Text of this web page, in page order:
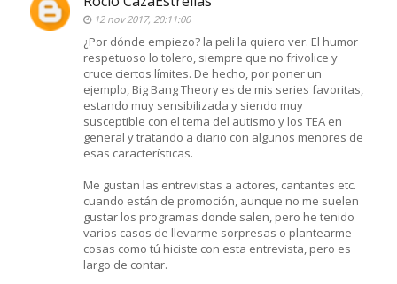
12 nov 2017, 20:11:00
¿Por dónde empiezo? la peli la quiero ver. El humor
respetuoso lo tolero, siempre que no frivolice y
cruce ciertos límites. De hecho, por poner un
ejemplo, Big Bang Theory es de mis series favoritas,
estando muy sensibilizada y siendo muy
susceptible con el tema del autismo y los TEA en
general y tratando a diario con algunos menores de
esas características.
Me gustan las entrevistas a actores, cantantes etc.
cuando están de promoción, aunque no me suelen
gustar los programas donde salen, pero he tenido
varios casos de llevarme sorpresas o plantearme
cosas como tú hiciste con esta entrevista, pero es
largo de contar.